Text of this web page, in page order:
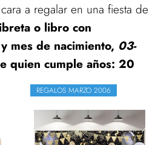
a regalar en una fiesta de
o libro con
mes de nacimiento, 03-
quien cumple años: 20
REGALOS MARZO 2006